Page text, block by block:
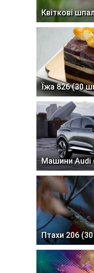
Квіткові
Їжа 826 (30
Машини Audi
Птахи 206